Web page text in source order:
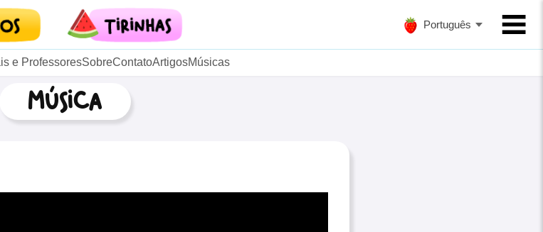
Português
e ProfessoresSobreContatoArtigosMúsicas
Música